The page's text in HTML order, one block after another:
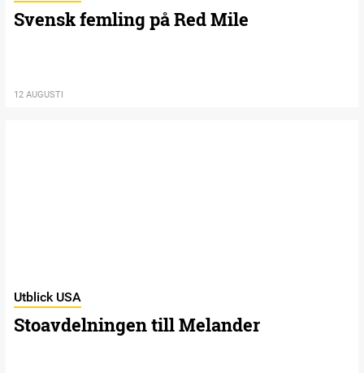
Svensk femling på Red Mile
12 AUGUSTI
Utblick USA
Stoavdelningen till Melander